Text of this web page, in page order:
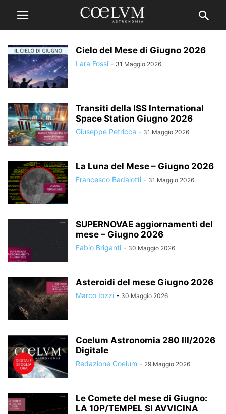
Cielo del Mese di Giugno 2026
Lara Fossi - 31 Maggio 2026
Transiti della ISS International
Space Station Giugno 2026
Giuseppe Petricca - 31 Maggio 2026
La Luna del Mese – Giugno 2026
Francesco Badalotti - 31 Maggio 2026
SUPERNOVAE aggiornamenti del
mese – Giugno 2026
Fabio Briganti - 30 Maggio 2026
Asteroidi del mese Giugno 2026
Marco Iozzi - 30 Maggio 2026
Coelum Astronomia 280 III/2026
Digitale
Redazione Coelum - 29 Maggio 2026
Le Comete del mese di Giugno:
LA 10P/TEMPEL SI AVVICINA